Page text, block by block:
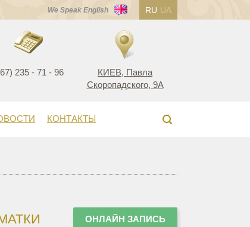
We Speak English RU UA
235 - 71 - 96
КИЕВ, Павла
Скоропадского, 9А
КОНТАКТЫ
ОНЛАЙН ЗАПИСЬ